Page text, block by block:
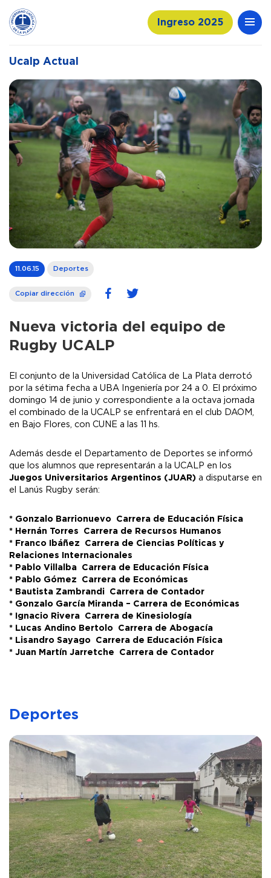
Ingreso 2025
Ucalp Actual
11.06.15 Deportes
Copiar dirección
Nueva victoria del equipo de
Rugby UCALP
El conjunto de la Universidad Católica de La Plata derrotó
por la sétima fecha a UBA Ingeniería por 24 a 0. El próximo
domingo 14 de junio y correspondiente a la octava jornada
el combinado de la UCALP se enfrentará en el club DAOM,
en Bajo Flores, con CUNE a las 11 hs.
Además desde el Departamento de Deportes se informó
que los alumnos que representarán a la UCALP en los
Juegos Universitarios Argentinos (JUAR) a disputarse en
el Lanús Rugby serán:
* Gonzalo Barrionuevo  Carrera de Educación Física
* Hernán Torres  Carrera de Recursos Humanos
* Franco Ibáñez  Carrera de Ciencias Políticas y
Relaciones Internacionales
* Pablo Villalba  Carrera de Educación Física
* Pablo Gómez  Carrera de Económicas
* Bautista Zambrandi  Carrera de Contador
* Gonzalo García Miranda – Carrera de Económicas
* Ignacio Rivera  Carrera de Kinesiología
* Lucas Andino Bertolo  Carrera de Abogacía
* Lisandro Sayago  Carrera de Educación Física
* Juan Martín Jarretche  Carrera de Contador
Deportes